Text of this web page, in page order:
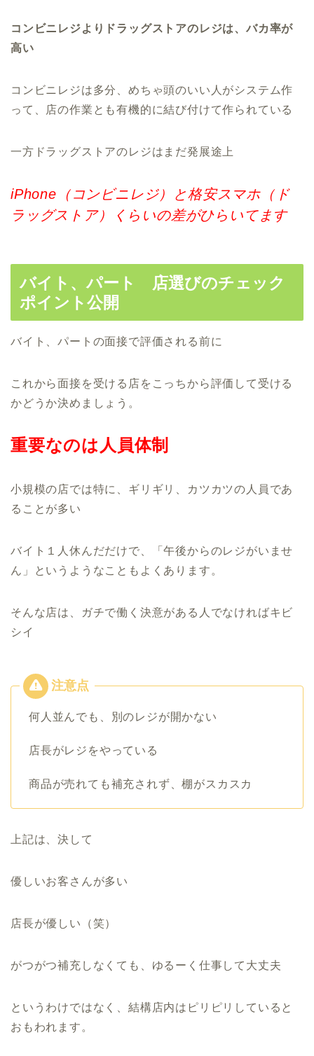
コンビニレジよりドラッグストアのレジは、バカ率が
高い
コンビニレジは多分、めちゃ頭のいい人がシステム作
って、店の作業とも有機的に結び付けて作られている
一方ドラッグストアのレジはまだ発展途上
iPhone（コンビニレジ）と格安スマホ（ド
ラッグストア）くらいの差がひらいてます
バイト、パート 店選びのチェック
ポイント公開
バイト、パートの面接で評価される前に
これから面接を受ける店をこっちから評価して受ける
かどうか決めましょう。
重要なのは人員体制
小規模の店では特に、ギリギリ、カツカツの人員であ
ることが多い
バイト１人休んだだけで、「午後からのレジがいませ
ん」というようなこともよくあります。
そんな店は、ガチで働く決意がある人でなければキビ
シイ
何人並んでも、別のレジが開かない
店長がレジをやっている
商品が売れても補充されず、棚がスカスカ
上記は、決して
優しいお客さんが多い
店長が優しい（笑）
がつがつ補充しなくても、ゆるーく仕事して大丈夫
というわけではなく、結構店内はピリピリしていると
おもわれます。